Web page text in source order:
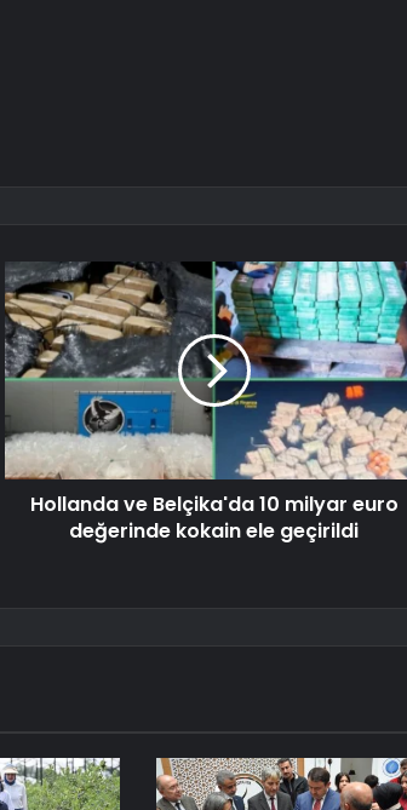
Hollanda ve Belçika'da 10 milyar euro
değerinde kokain ele geçirildi